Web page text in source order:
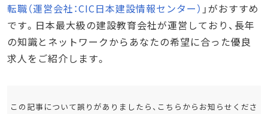
転職（運営会社：CIC日本建設情報センター） 」がおすすめ
です。日本最大級の建設教育会社が運営しており、長年
の知識とネットワークからあなたの希望に合った優良
求人をご紹介します。
この記事について誤りがありましたら、こちらからお知らせくださ